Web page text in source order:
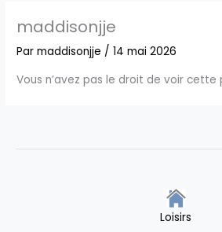
maddisonjje
Parmaddisonjje /14 mai 2026
Vous n’avez pas le droit de voir cette
Loisirs